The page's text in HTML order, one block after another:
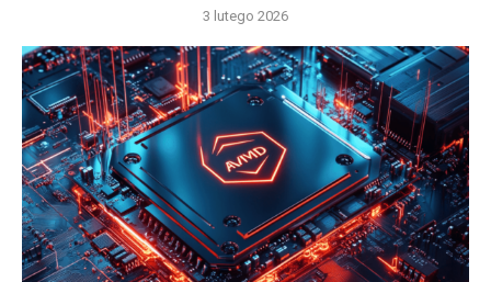
3 lutego 2026